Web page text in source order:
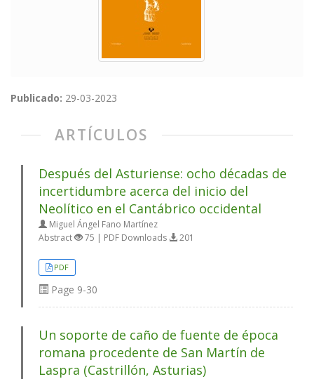
Publicado: 29-03-2023
ARTÍCULOS
Después del Asturiense: ocho décadas de
incertidumbre acerca del inicio del
Neolítico en el Cantábrico occidental
Miguel Ángel Fano Martínez
Abstract
75 | PDF Downloads 201
PDF
Page 9-30
Un soporte de caño de fuente de época
romana procedente de San Martín de
Laspra (Castrillón, Asturias)